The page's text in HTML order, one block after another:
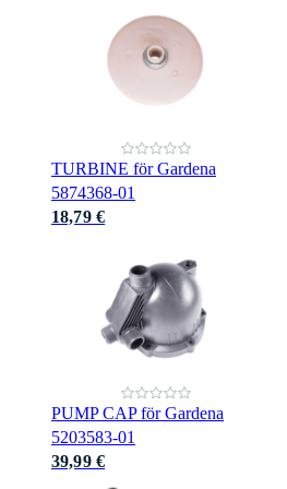
TURBINE för Gardena
5874368-01
18,79 €
PUMP CAP för Gardena
5203583-01
39,99 €